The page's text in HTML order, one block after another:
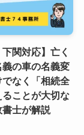
下関対応】亡く
の車の名義変
なく「相続全
ことが大切な
士が解説